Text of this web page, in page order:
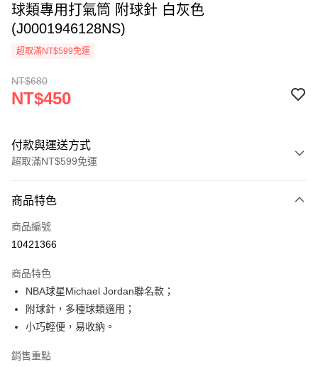
球類專用打氣筒 附球針 白灰色
(J0001946128NS)
超取滿NT$599免運
NT$680
NT$450
付款與運送方式
超取滿NT$599免運
信用卡一次付款
超商取貨付款
運送方式
全家取貨付款
商品特色
商品編號
10421366
商品特色
NBA球星Michael Jordan聯名款；
附球針，多種球類適用；
小巧輕便，易收納。
銷售重點